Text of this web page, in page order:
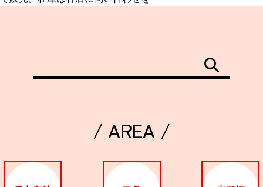
CULTURE
すべて
/ AREA /